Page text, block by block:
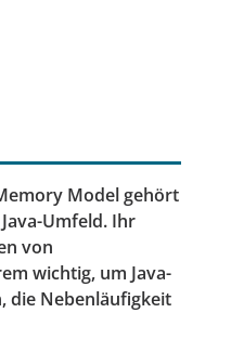
Model gehört
Umfeld. Ihr
von
wichtig, um Java-
die Nebenläufigkeit